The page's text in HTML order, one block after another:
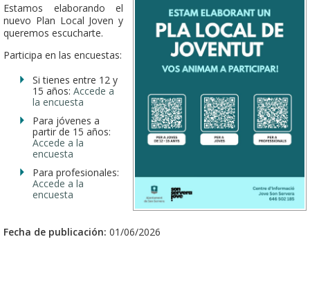
Estamos elaborando el
nuevo Plan Local Joven y
queremos escucharte.
Participa en las encuestas:
Si tienes entre 12 y
15 años: Accede a
la encuesta
Para jóvenes a
partir de 15 años:
Accede a la
encuesta
Para profesionales:
Accede a la
encuesta
Fecha de publicación: 01/06/2026